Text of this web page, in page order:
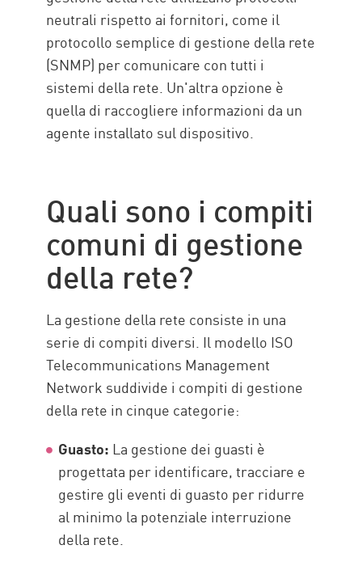
neutrali rispetto ai fornitori, come il
protocollo semplice di gestione della rete
(SNMP) per comunicare con tutti i
sistemi della rete. Un'altra opzione è
quella di raccogliere informazioni da un
agente installato sul dispositivo.
Quali sono i compiti
comuni di gestione
della rete?
La gestione della rete consiste in una
serie di compiti diversi. Il modello ISO
Telecommunications Management
Network suddivide i compiti di gestione
della rete in cinque categorie:
Guasto: La gestione dei guasti è
progettata per identificare, tracciare e
gestire gli eventi di guasto per ridurre
al minimo la potenziale interruzione
della rete.